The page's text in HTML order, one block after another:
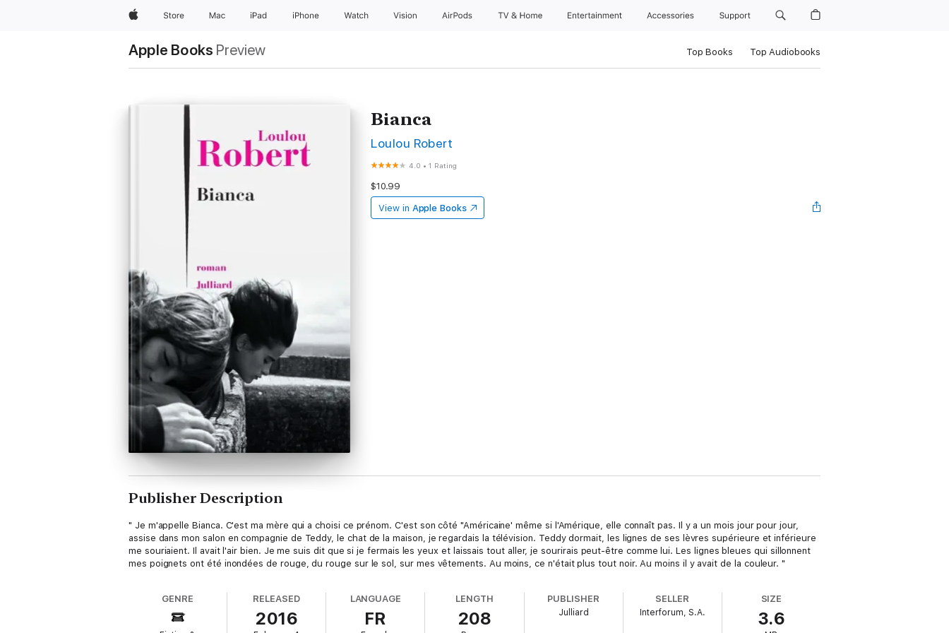
AppleStore Mac iPad iPhone Watch Vision AirPods TV & Home Entertainment Accessories Support
Apple Books Preview Top Books Top Audiobooks
Bianca
Loulou Robert
4.0 •1 Rating
$10.99
View in Apple Books
Publisher Description
" Je m'appelle Bianca. C'est ma mère qui a choisi ce prénom. C'est son côté "Américaine' même si l'Amérique, elle connaît pas. Il y a un mois jour pour jour,
assise dans mon salon en compagnie de Teddy, le chat de la maison, je regardais la télévision. Teddy dormait, les lignes de ses lèvres supérieure et inférieure
me souriaient. Il avait l'air bien. Je me suis dit que si je fermais les yeux et laissais tout aller, je sourirais peut-être comme lui. Les lignes bleues qui sillonnent
mes poignets ont été inondées de rouge, du rouge sur le sol, sur mes vêtements. Au moins, ce n'était plus tout noir. Au moins il y avait de la couleur. "
GENRE RELEASED
2016
LANGUAGE
FR
LENGTH
208
PUBLISHER
Julliard
SELLER
Interforum, S.A.
SIZE
3.6